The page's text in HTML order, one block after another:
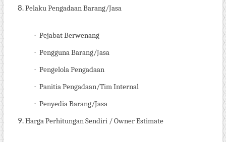
Pelaku Pengadaan Barang/Jasa
· Pejabat Berwenang
· Pengguna Barang/Jasa
· Pengelola Pengadaan
· Panitia Pengadaan/Tim Internal
· Penyedia Barang/Jasa
Harga Perhitungan Sendiri / OwnerEstimate